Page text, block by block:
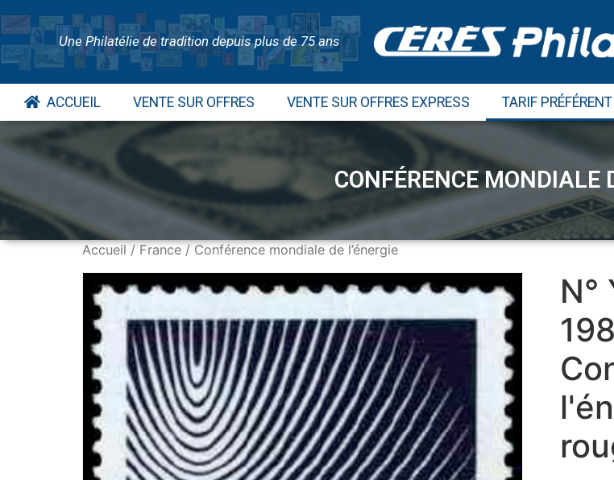
Une Philatélie de tradition depuis plus de 75 ans
ACCUEIL VENTE SUR OFFRES VENTE SUR OFFRES EXPRESS TARIF
CONFÉRENCE MONDIALE
Accueil/France/ Conférence mondiale de l’énergie